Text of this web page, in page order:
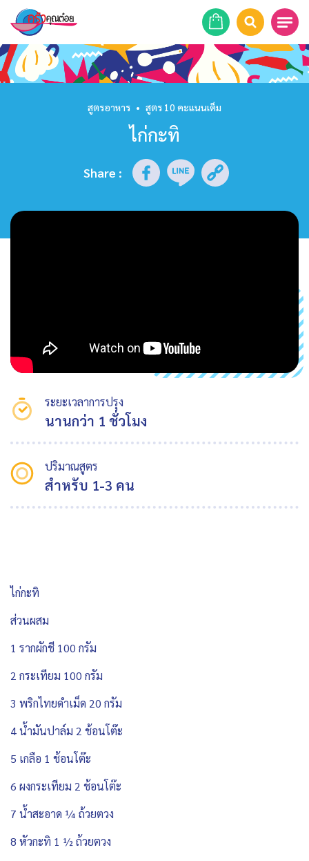
หน้าแรก
รายการย้อนหลัง
สูตรอาหาร • สูตร 10 คะแนนเต็ม
ไก่กะทิ
Share :
ระยะเวลาการปรุง
นานกว่า 1 ชั่วโมง
ปริมาณสูตร
สำหรับ 1-3 คน
ไก่กะทิ
ส่วนผสม
1 รากผักชี 100 กรัม
2 กระเทียม 100 กรัม
3 พริกไทยดำเม็ด 20 กรัม
4 น้ำมันปาล์ม 2 ช้อนโต๊ะ
5 เกลือ 1 ช้อนโต๊ะ
6 ผงกระเทียม 2 ช้อนโต๊ะ
7 น้ำสะอาด ¼ ถ้วยตวง
8 หัวกะทิ 1 ½ ถ้วยตวง